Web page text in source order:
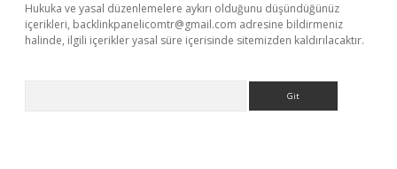
Hukuka ve yasal düzenlemelere aykırı olduğunu düşündüğünüz
içerikleri, backlinkpanelicomtr@gmail.com adresine bildirmeniz
halinde, ilgili içerikler yasal süre içerisinde sitemizden kaldırılacaktır.